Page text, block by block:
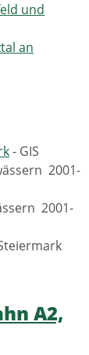
und
an
- GIS
2001-
2001-
A2,